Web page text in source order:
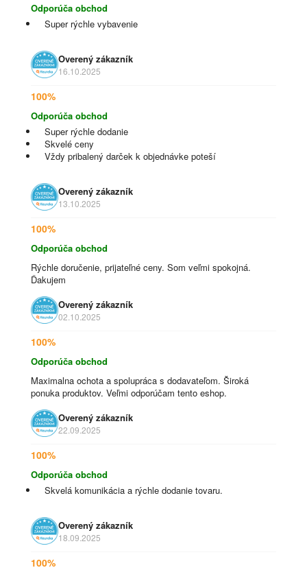
Odporúča obchod
Super rýchle vybavenie
Overený zákazník
16.10.2025
100%
Odporúča obchod
Super rýchle dodanie
Skvelé ceny
Vždy pribalený darček k objednávke poteší
Overený zákazník
13.10.2025
100%
Odporúča obchod
Rýchle doručenie, prijateľné ceny. Som veľmi spokojná.
Ďakujem
Overený zákazník
02.10.2025
100%
Odporúča obchod
Maximalna ochota a spolupráca s dodavateľom. Široká
ponuka produktov. Veľmi odporúčam tento eshop.
Overený zákazník
22.09.2025
100%
Odporúča obchod
Skvelá komunikácia a rýchle dodanie tovaru.
Overený zákazník
18.09.2025
100%